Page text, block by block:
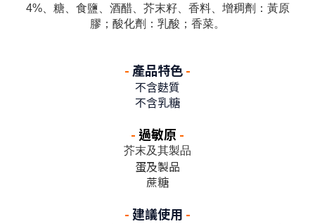
4%、糖、食鹽、酒醋、芥末籽、香料、增稠劑：黃原
膠；酸化劑：乳酸；香菜。
- 產品特色-
不含麩質
不含乳糖
-過敏原 -
芥末及其製品
蛋及製品
蔗糖
- 建議使用 -